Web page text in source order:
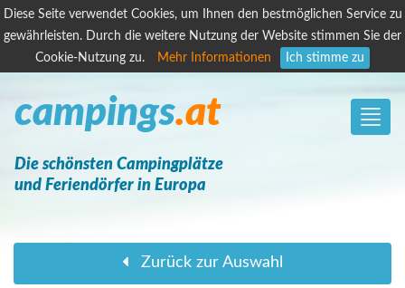
Diese Seite verwendet Cookies, um Ihnen den bestmöglichen Service zu
gewährleisten. Durch die weitere Nutzung der Website stimmen Sie der
Cookie-Nutzung zu.
Mehr Informationen Ich stimme zu
Toggle
campings.at
Die schönsten Campingplätze
und Feriendörfer in Europa
Zurück zur Auswahl